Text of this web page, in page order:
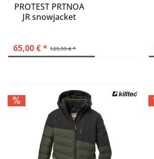
PROTEST PRTNOA
JR snowjacket
129,99 € *
65,00 € *